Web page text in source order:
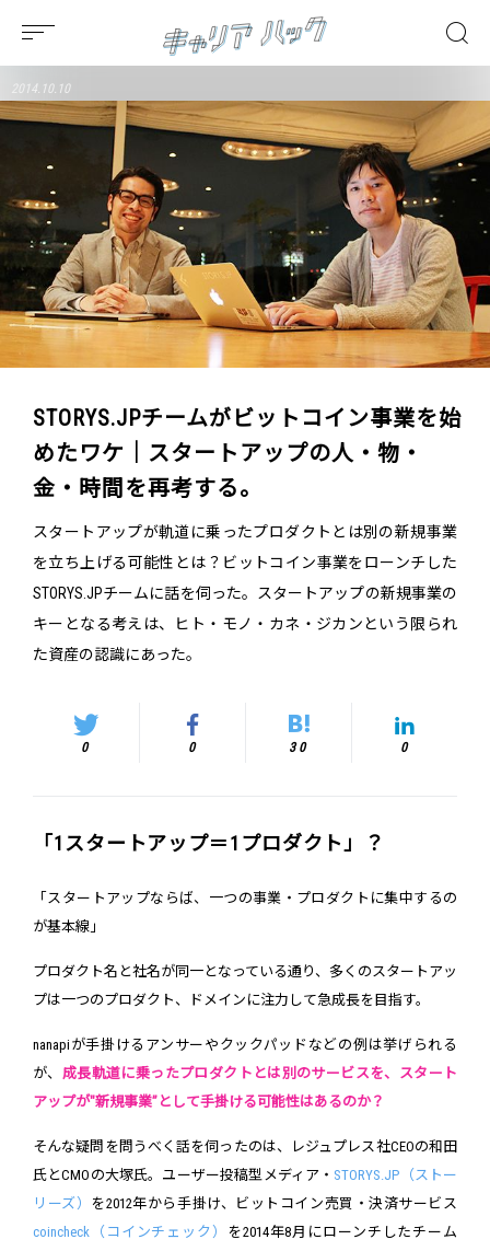
2014.10.10
STORYS.JPチームがビットコイン事業を始
めたワケ｜スタートアップの人・物・
金・時間を再考する。
スタートアップが軌道に乗ったプロダクトとは別の新規事業
を立ち上げる可能性とは？ビットコイン事業をローンチした
STORYS.JPチームに話を伺った。スタートアップの新規事業の
キーとなる考えは、ヒト・モノ・カネ・ジカンという限られ
た資産の認識にあった。
0 0 30 0
「1スタートアップ＝1プロダクト」？
「スタートアップならば、一つの事業・プロダクトに集中するの
が基本線」
プロダクト名と社名が同一となっている通り、多くのスタートアッ
プは一つのプロダクト、ドメインに注力して急成長を目指す。
nanapiが手掛けるアンサーやクックパッドなどの例は挙げられる
が、 成長軌道に乗ったプロダクトとは別のサービスを、スタート
アップが"新規事業”として手掛ける可能性はあるのか？
そんな疑問を問うべく話を伺ったのは、レジュプレス社CEOの和田
氏とCMOの大塚氏。ユーザー投稿型メディア・ STORYS.JP（ストー
リーズ） を2012年から手掛け、ビットコイン売買・決済サービス
coincheck（コインチェック） を2014年8月にローンチしたチーム